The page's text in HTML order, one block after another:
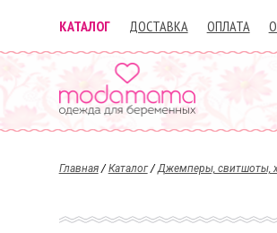
КАТАЛОГ ДОСТАВКА ОПЛАТА
Главная/Каталог/Джемперы, свитшоты,